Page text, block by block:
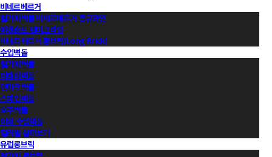
비네르베르거
벨기에벽돌 비네르베르거 정규라인
에겐순드 덴마크라인
비네르베르거 롱브릭(Long Brick)
수입벽돌
벨기에벽돌
이태리벽돌
덴마크벽돌
스페인벽돌
호주벽돌
이외 수입벽돌
컬러별 살펴보기
유럽롱브릭